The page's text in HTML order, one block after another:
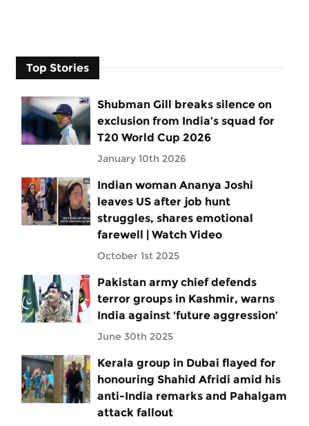
Top Stories
Shubman Gill breaks silence on
exclusion from India’s squad for
T20 World Cup 2026
January 10th 2026
Indian woman Ananya Joshi
leaves US after job hunt
struggles, shares emotional
farewell | Watch Video
October 1st 2025
Pakistan army chief defends
terror groups in Kashmir, warns
India against ‘future aggression’
June 30th 2025
Kerala group in Dubai flayed for
honouring Shahid Afridi amid his
anti-India remarks and Pahalgam
attack fallout